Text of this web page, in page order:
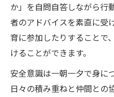
か」を自問自答しながら行
者のアドバイスを素直に受
育に参加したりすることで
けることができます。
安全意識は一朝一夕で身に
日々の積み重ねと仲間との